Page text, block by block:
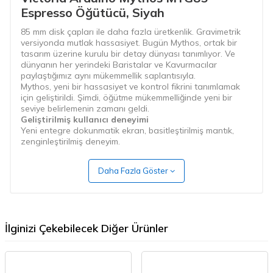
Espresso Öğütücü, Siyah
85 mm disk çapları ile daha fazla üretkenlik. Gravimetrik
versiyonda mutlak hassasiyet. Bugün Mythos, ortak bir
tasarım üzerine kurulu bir detay dünyası tanımlıyor. Ve
dünyanın her yerindeki Baristalar ve Kavurmacılar
paylaştığımız aynı mükemmellik saplantısıyla.
Mythos, yeni bir hassasiyet ve kontrol fikrini tanımlamak
için geliştirildi. Şimdi, öğütme mükemmelliğinde yeni bir
seviye belirlemenin zamanı geldi.
Geliştirilmiş kullanıcı deneyimi
Yeni entegre dokunmatik ekran, basitleştirilmiş mantık,
zenginleştirilmiş deneyim.
Baristalar ayarları kolayca değiştirebilir, gereken tüm
bilgileri okuyabilir ve öğütücü üzerinde tam kontrol
ve kaliteye odaklanmasını sağlar.
Daha kararlı sıcaklık, daha kolay bakım, daha iyi
Daha Fazla Göster
İlginizi Çekebilecek Diğer Ürünler